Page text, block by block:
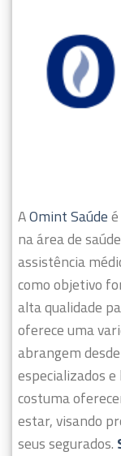
AOmint Saúde
na área de
assistência
como objetivo
alta qualidade
oferece uma
abrangem
especializados
costuma
estar, visando
seus segurados.